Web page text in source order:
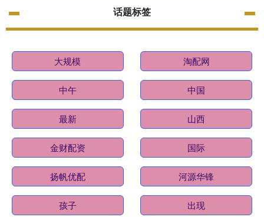
话题标签
大规模 淘配网
中午 中国
最新 山西
金财配资 国际
扬帆优配 河源华锋
孩子 出现